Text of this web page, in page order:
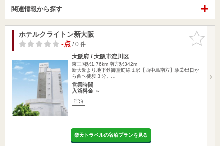
関連情報から探す
お気に入
りに追加
ホテルクライトン新大阪
-点/ 0 件
大阪府 / 大阪市淀川区
東三国駅1.76km 南方駅342m
新大阪より地下鉄御堂筋線１駅【西中島南方】駅②出口か
ら西へ徒歩３分。…
営業時間
入浴料金 ～
宿泊
楽天トラベルの宿泊プランを見る